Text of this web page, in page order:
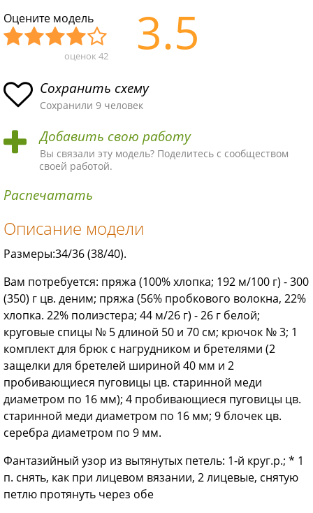
Оцените модель
асн
ая
ма
пло
хая
ма
ыч
ная
ма
Хор
ая
ма
Отл
ая
ма!
оценок 42 3.5
Сохранить схему
Сохранили 9 человек
Добавить свою работу
Вы связали эту модель? Поделитесь с сообществом
своей работой.
Распечатать
Описание модели
Размеры:34/36 (38/40).
Вам потребуется: пряжа (100% хлопка; 192 м/100 г) - 300
(350) г цв. деним; пряжа (56% пробкового волокна, 22%
хлопка. 22% полиэстера; 44 м/26 г) - 26 г белой;
круговые спицы № 5 длиной 50 и 70 см; крючок № 3; 1
комплект для брюк с нагрудником и бретелями (2
защелки для бретелей шириной 40 мм и 2
пробивающиеся пуговицы цв. старинной меди
диаметром по 16 мм); 4 пробивающиеся пуговицы цв.
старинной меди диаметром по 16 мм; 9 блочек цв.
серебра диаметром по 9 мм.
Фантазийный узор из вытянутых петель: 1-й круг.р.; * 1
п. снять, как при лицевом вязании, 2 лицевые, снятую
петлю протянуть через обе